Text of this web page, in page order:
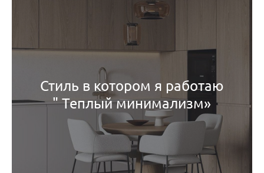
Стиль в котором я работаю
" Теплый минимализм»